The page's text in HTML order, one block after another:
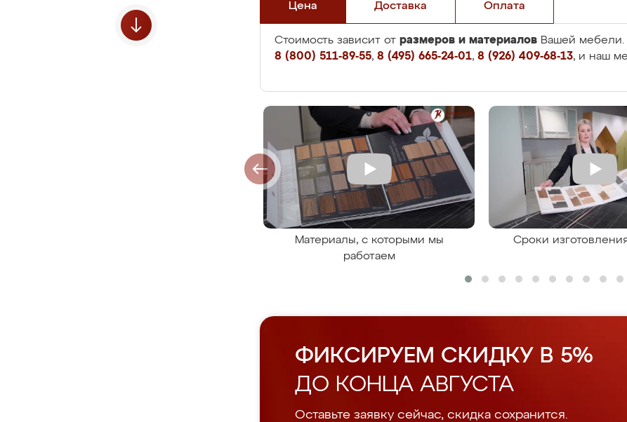
Цена Доставка Оплата
Стоимость зависит от размеров и материалов Вашей мебели.
8 (800) 511-89-55, 8 (495) 665-24-01, 8 (926) 409-68-13, и наш
Материалы, с которыми мы
работаем
Сроки
ФИКСИРУЕМ СКИДКУ В 5%
ДО КОНЦА АВГУСТА
Оставьте заявку сейчас, скидка сохранится.